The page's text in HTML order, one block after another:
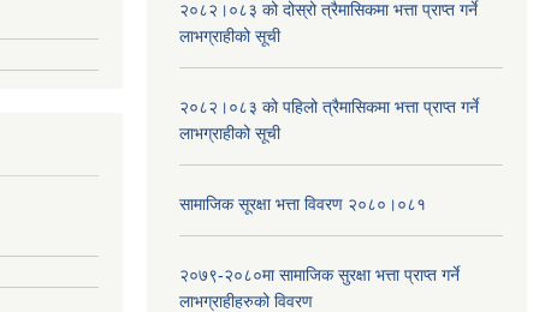
२०८२।०८३ को दोस्रो त्रैमासिकमा भत्ता प्राप्‍त गर्ने
लाभग्राहीको सूची
२०८२।०८३ को पहिलो त्रैमासिकमा भत्ता प्राप्‍त गर्ने
लाभग्राहीको सूची
सामाजिक सूरक्षा भत्ता विवरण २०८०।०८१
२०७९-२०८०मा सामाजिक सुरक्षा भत्ता प्राप्त गर्ने
लाभग्राहीहरुको विवरण